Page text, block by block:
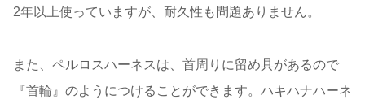
2年以上使っていますが、耐久性も問題ありません。
また、ペルロスハーネスは、首周りに留め具があるので
『首輪』のようにつけることができます。ハキハナハーネ